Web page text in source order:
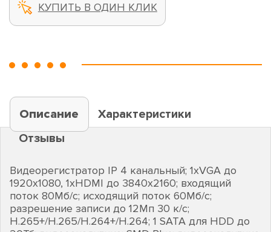
КУПИТЬ В ОДИН КЛИК
Описание
Характеристики
Отзывы
Видеорегистратор IP 4 канальный; 1хVGA до
1920х1080, 1хHDMI до 3840х2160; входящий
поток 80Мб/с; исходящий поток 60Мб/с;
разрешение записи до 12Мп 30 к/с;
H.265+/H.265/H.264+/H.264; 1 SATA для HDD до